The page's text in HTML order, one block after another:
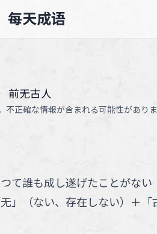
每天成语
前无古人
正確な情報が含まれる可能性があり
て誰も成し遂げたことがない
无」 （ない、存在しない） ＋ 「